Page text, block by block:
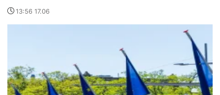
13:56 17.06